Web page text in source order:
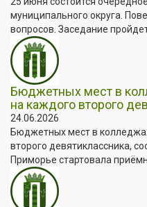
муниципального округа.
вопросов. Заседание пройдет
Бюджетных мест в
на каждого второго
24.06.2026
Бюджетных мест в
второго девятиклассника,
Приморье стартовала